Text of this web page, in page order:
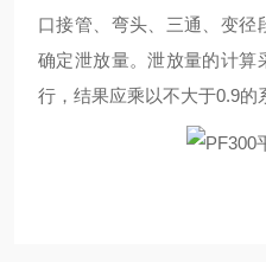
口接管、弯头、三通、变径
确定泄放量。泄放量的计算
行，结果应乘以不大于0.9的